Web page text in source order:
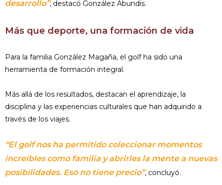
desarrollo”, destacó González Abundis.
Más que deporte, una formación de vida
Para la familia González Magaña, el golf ha sido una
herramienta de formación integral.
Más allá de los resultados, destacan el aprendizaje, la
disciplina y las experiencias culturales que han adquirido a
través de los viajes.
“El golf nos ha permitido coleccionar momentos
increíbles como familia y abrirles la mente a nuevas
posibilidades. Eso no tiene precio”, concluyó.